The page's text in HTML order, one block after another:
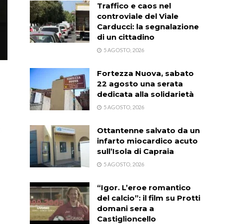
Traffico e caos nel
controviale del Viale
Carducci: la segnalazione
di un cittadino
5 AGOSTO, 2026
Fortezza Nuova, sabato
22 agosto una serata
dedicata alla solidarietà
5 AGOSTO, 2026
Ottantenne salvato da un
infarto miocardico acuto
sull’Isola di Capraia
5 AGOSTO, 2026
“Igor. L’eroe romantico
del calcio”: il film su Protti
domani sera a
Castiglioncello